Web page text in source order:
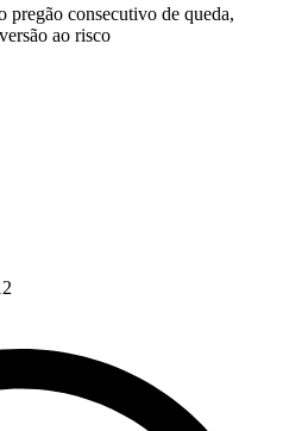
pregão consecutivo de queda,
ao risco